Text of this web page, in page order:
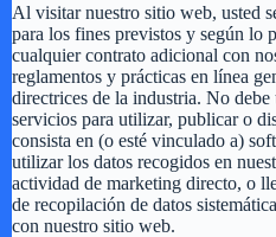
Al visitar nuestro sitio web, usted
para los fines previstos y según lo
cualquier contrato adicional con
reglamentos y prácticas en línea
directrices de la industria. No
servicios para utilizar, publicar o
consista en (o esté vinculado a)
utilizar los datos recogidos en
actividad de marketing directo, o
de recopilación de datos
con nuestro sitio web.